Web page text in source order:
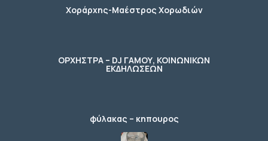
Χοράρχης-Μαέστρος Χορωδιών
ΟΡΧΗΣΤΡΑ – DJ ΓΑΜΟΥ, ΚΟΙΝΩΝΙΚΩΝ
ΕΚΔΗΛΩΣΕΩΝ
φύλακας – κηπουρος